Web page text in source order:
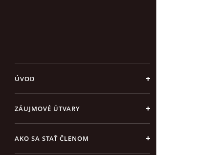
ÚVOD
ZÁUJMOVÉ ÚTVARY
AKO SA STAŤ ČLENOM